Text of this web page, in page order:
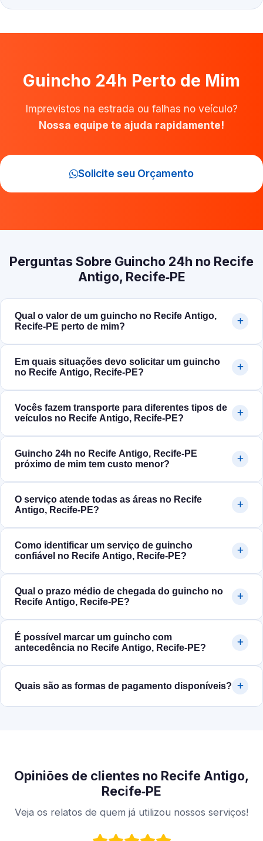
Guincho 24h Perto de Mim
Imprevistos na estrada ou falhas no veículo?
Nossa equipe te ajuda rapidamente!
Solicite seu Orçamento
Perguntas Sobre Guincho 24h no Recife
Antigo, Recife‑PE
Qual o valor de um guincho no Recife Antigo,
Recife‑PE perto de mim?
Em quais situações devo solicitar um guincho
no Recife Antigo, Recife‑PE?
Vocês fazem transporte para diferentes tipos de
veículos no Recife Antigo, Recife‑PE?
Guincho 24h no Recife Antigo, Recife‑PE
próximo de mim tem custo menor?
O serviço atende todas as áreas no Recife
Antigo, Recife‑PE?
Como identificar um serviço de guincho
confiável no Recife Antigo, Recife‑PE?
Qual o prazo médio de chegada do guincho no
Recife Antigo, Recife‑PE?
É possível marcar um guincho com
antecedência no Recife Antigo, Recife‑PE?
Quais são as formas de pagamento disponíveis?
Opiniões de clientes no Recife Antigo,
Recife‑PE
Veja os relatos de quem já utilizou nossos serviços!